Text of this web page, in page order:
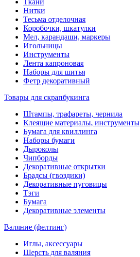
Ткани
Нитки
Тесьма отделочная
Коробочки, шкатулки
Мел, карандаши, маркеры
Игольницы
Инструменты
Лента капроновая
Наборы для шитья
Фетр декоративный
Товары для скрапбукинга
Штампы, трафареты, чернила
Клеящие материалы, инструменты
Бумага для квиллинга
Наборы бумаги
Дыроколы
Чипборды
Декоративные открытки
Брадсы (гвоздики)
Декоративные пуговицы
Тэги
Бумага
Декоративные элементы
Валяние (фелтинг)
Иглы, аксессуары
Шерсть для валяния